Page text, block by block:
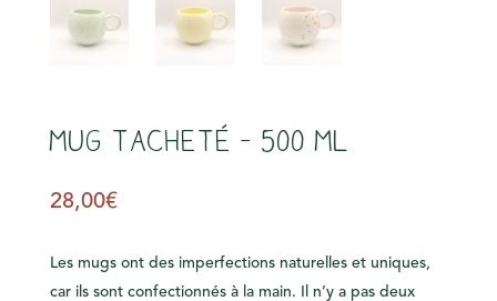
MUG TACHETÉ – 500 ml
28,00€
Les mugs ont des imperfections naturelles et uniques,
car ils sont confectionnés à la main. Il n’y a pas deux